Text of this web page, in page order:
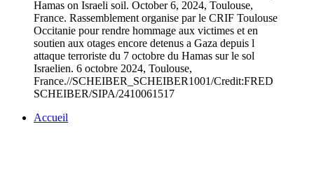
Hamas on Israeli soil. October 6, 2024, Toulouse,
France. Rassemblement organise par le CRIF Toulouse
Occitanie pour rendre hommage aux victimes et en
soutien aux otages encore detenus a Gaza depuis l
attaque terroriste du 7 octobre du Hamas sur le sol
Israelien. 6 octobre 2024, Toulouse,
France.//SCHEIBER_SCHEIBER1001/Credit:FRED
SCHEIBER/SIPA/2410061517
Accueil